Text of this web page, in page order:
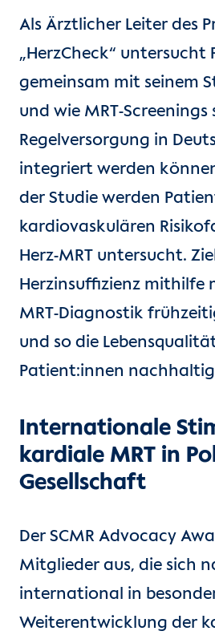
Als Ärztlicher Leiter des
„HerzCheck“ untersucht
gemeinsam mit seinem
und wie MRT-
Regelversorgung in
integriert werden
der Studie werden
kardiovaskulären
Herz-MRT untersucht.
Herzinsuffizienz mithilfe
MRT-Diagnostik
und so die
Patient:innen nachhaltig
Internationale
kardiale MRT in
Gesellschaft
Der SCMR Advocacy
Mitglieder aus, die sich
international in
Weiterentwicklung der